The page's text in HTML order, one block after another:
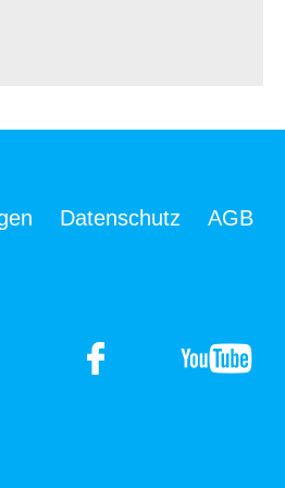
Datenschutz AGB